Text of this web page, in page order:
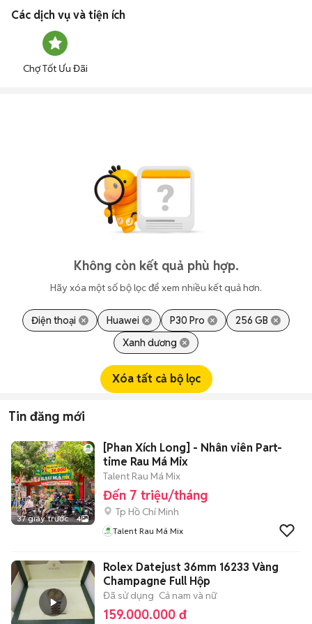
Các dịch vụ và tiện ích
Chợ Tốt Ưu Đãi
Không còn kết quả phù hợp.
Hãy xóa một số bộ lọc để xem nhiều kết quả hơn.
Điện thoại Huawei P30 Pro
256 GB
Xanh dương
Xóa tất cả bộ lọc
Tin đăng mới
37 giây trước 4
[Phan Xích Long] - Nhân viên Part-
time Rau Má Mix
Talent Rau Má Mix
Đến 7 triệu/tháng
Tp Hồ Chí Minh
Talent Rau Má Mix
Rolex Datejust 36mm 16233 Vàng
Champagne Full Hộp
Đã sử dụng Cả nam và nữ
159.000.000 đ